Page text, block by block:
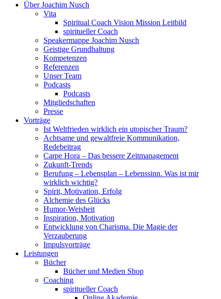
Über Joachim Nusch
Vita
Spiritual Coach Vision Mission Leitbild
spiritueller Coach
Speakermappe Joachim Nusch
Geistige Grundhaltung
Kompetenzen
Referenzen
Unser Team
Podcasts
Podcasts
Mitgliedschaften
Presse
Vorträge
Ist Weltfrieden wirklich ein utopischer Traum?
Achtsame und gewaltfreie Kommunikation,
Redebeitrag
Carpe Hora – Das bessere Zeitmanagement
Zukunft-Trends
Berufung – Lebensplan – Lebenssinn. Was ist mir
wirklich wichtig?
Spirit, Motivation, Erfolg
Alchemie des Glücks
Humor-Weisheit
Inspiration, Motivation
Entwicklung von Charisma. Die Magie der
Verzauberung
Impulsvorträge
Leistungen
Bücher
Bücher und Medien Shop
Coaching
spiritueller Coach